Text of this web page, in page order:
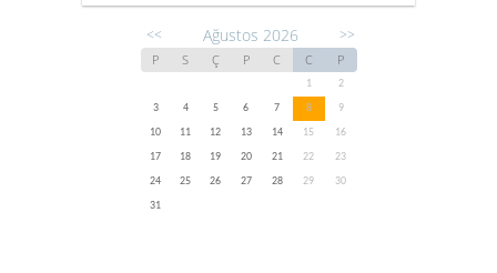
<< Ağustos 2026 >>
P S Ç P C C P
1
2
3
4 5 6 7 8
9
10
11 12 13 14 15
16
17
18 19 20 21 22
23
24
25 26 27 28 29
30
31